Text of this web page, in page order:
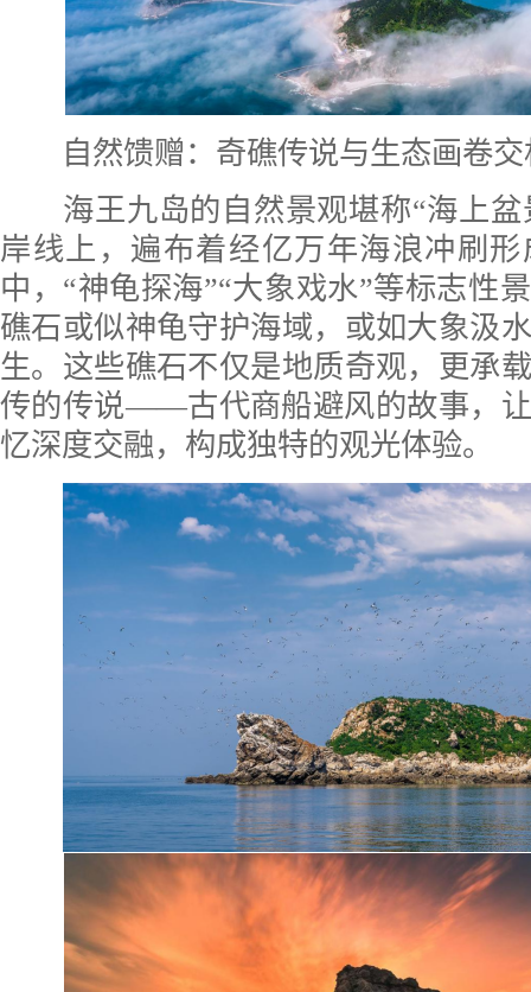
自然馈赠：奇礁传说与生态画卷交
海王九岛的自然景观堪称“海上盆
岸线上，遍布着经亿万年海浪冲刷
中，“神龟探海”“大象戏水”等标志性
礁石或似神龟守护海域，或如大象汲
生。这些礁石不仅是地质奇观，更承
传的传说——古代商船避风的故事，
忆深度交融，构成独特的观光体验。